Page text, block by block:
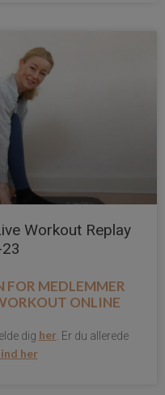
Workout Replay
FOR MEDLEMMER
ONLINE
dig her. Er du allerede
her